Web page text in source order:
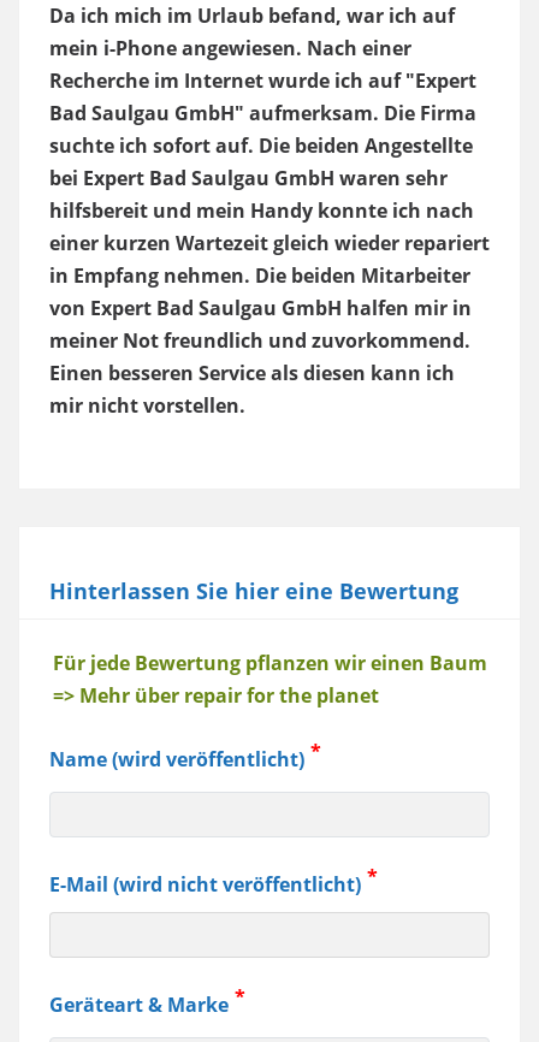
Da ich mich im Urlaub befand, war ich auf
mein i-Phone angewiesen. Nach einer
Recherche im Internet wurde ich auf "Expert
Bad Saulgau GmbH" aufmerksam. Die Firma
suchte ich sofort auf. Die beiden Angestellte
bei Expert Bad Saulgau GmbH waren sehr
hilfsbereit und mein Handy konnte ich nach
einer kurzen Wartezeit gleich wieder repariert
in Empfang nehmen. Die beiden Mitarbeiter
von Expert Bad Saulgau GmbH halfen mir in
meiner Not freundlich und zuvorkommend.
Einen besseren Service als diesen kann ich
mir nicht vorstellen.
Hinterlassen Sie hier eine Bewertung
Baum
Für jede Bewertung pflanzen wir einen Baum
=> Mehr über repair for the planet
Name (wird veröffentlicht)
E-Mail (wird nicht veröffentlicht)
Geräteart & Marke